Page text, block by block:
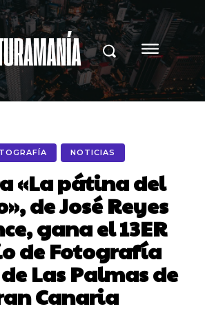
NOTICIAS
«La pátina del
de José Reyes
gana el 13ER
de Fotografía
Las Palmas de
Canaria